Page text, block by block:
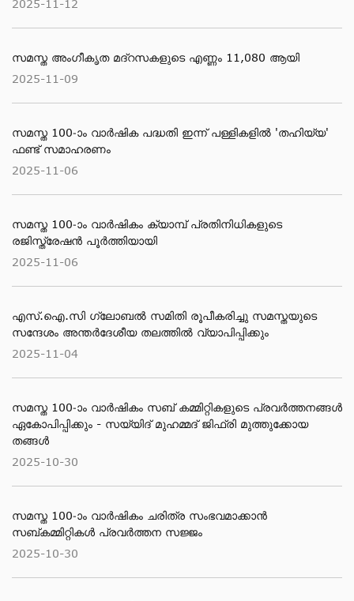
2025-11-12
സമസ്ത അംഗീകൃത മദ്റസകളുടെ എണ്ണം 11,080 ആയി
2025-11-09
സമസ്ത 100-ാം വാര്‍ഷിക പദ്ധതി ഇന്ന് പള്ളികളില്‍ 'തഹിയ്യ'
ഫണ്ട് സമാഹരണം
2025-11-06
സമസ്ത 100-ാം വാര്‍ഷികം ക്യാമ്പ് പ്രതിനിധികളുടെ
രജിസ്ത്രേഷന്‍ പൂര്‍ത്തിയായി
2025-11-06
എസ്.ഐ.സി ഗ്ലോബല്‍ സമിതി രൂപീകരിച്ചു സമസ്തയുടെ
സന്ദേശം അന്തര്‍ദേശീയ തലത്തില്‍ വ്യാപിപ്പിക്കും
2025-11-04
സമസ്ത 100-ാം വാര്‍ഷികം സബ് കമ്മിറ്റികളുടെ പ്രവര്‍ത്തനങ്ങള്‍
ഏകോപിപ്പിക്കും - സയ്യിദ് മുഹമ്മദ് ജിഫ്രി മുത്തുക്കോയ
തങ്ങള്‍
2025-10-30
സമസ്ത 100-ാം വാര്‍ഷികം ചരിത്ര സംഭവമാക്കാന്‍
സബ്കമ്മിറ്റികള്‍ പ്രവര്‍ത്തന സജ്ജം
2025-10-30